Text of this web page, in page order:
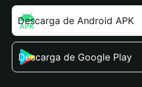
Descarga de Android APK
Descarga de Google Play